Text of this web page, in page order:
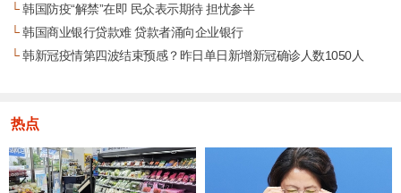
└韩国防疫“解禁”在即 民众表示期待 担忧参半
└韩国商业银行贷款难 贷款者涌向企业银行
└韩新冠疫情第四波结束预感？昨日单日新增新冠确诊人数1050人
热点